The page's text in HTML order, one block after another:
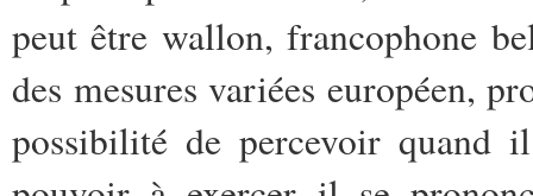
peut être wallon, francophone
des mesures variées européen,
possibilité de percevoir